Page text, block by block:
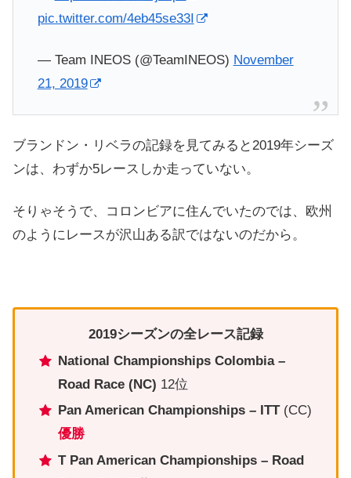
pic.twitter.com/4eb45se33I
— Team INEOS (@TeamINEOS) November
21, 2019
ブランドン・リベラの記録を見てみると2019年シーズ
ンは、わずか5レースしか走っていない。
そりゃそうで、コロンビアに住んでいたのでは、欧州
のようにレースが沢山ある訳ではないのだから。
2019シーズンの全レース記録
National Championships Colombia –
Road Race (NC) 12位
Pan American Championships – ITT(CC)
優勝
T Pan American Championships – Road